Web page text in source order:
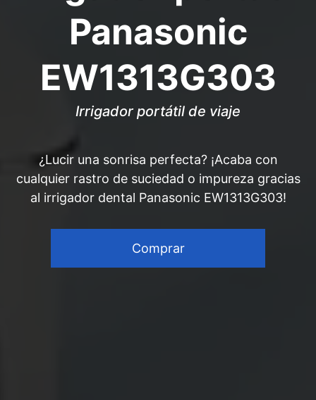
Panasonic
EW1313G303
Irrigador portátil de viaje
¿Lucir una sonrisa perfecta? ¡Acaba con
cualquier rastro de suciedad o impureza gracias
al irrigador dental Panasonic EW1313G303!
Comprar